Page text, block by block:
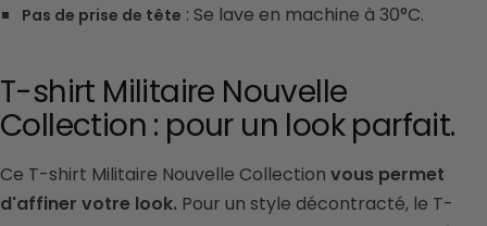
Pas de prise de tête : Se lave en machine à 30°C.
T-shirt Militaire Nouvelle
Collection : pour un look parfait.
Ce T-shirt Militaire Nouvelle Collection vous permet
d'affiner votre look. Pour un style décontracté, le T-